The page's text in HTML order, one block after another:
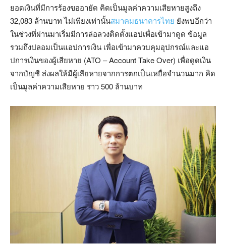
ยอดเงินที่มีการร้องขออายัด คิดเป็นมูลค่าความเสียหายสูงถึง
32,083 ล้านบาท ไม่เพียงเท่านั้นสมาคมธนาคารไทย ยังพบอีกว่า
ในช่วงที่ผ่านมาเริ่มมีการล่อลวงติดตั้งแอปเพื่อเข้ามาดูด ข้อมูล
รวมถึงปลอมเป็นแอปการเงิน เพื่อเข้ามาควบคุมอุปกรณ์และแอ
ปการเงินของผู้เสียหาย (ATO – Account Take Over) เพื่อดูดเงิน
จากบัญชี ส่งผลให้มีผู้เสียหายจากการตกเป็นเหยื่อจำนวนมาก คิด
เป็นมูลค่าความเสียหาย ราว 500 ล้านบาท